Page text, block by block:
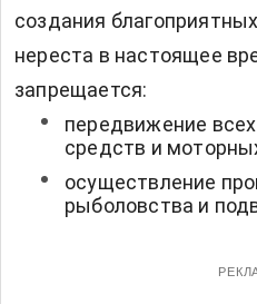
создания
нереста в настоящее
запрещается:
передвижение
средств и
осуществление
рыболовства и